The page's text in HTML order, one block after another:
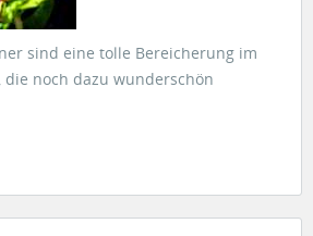
sind eine tolle Bereicherung im
die noch dazu wunderschön